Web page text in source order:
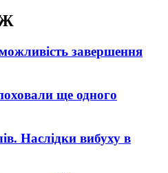
завершення
ще одного
Наслідки вибуху в